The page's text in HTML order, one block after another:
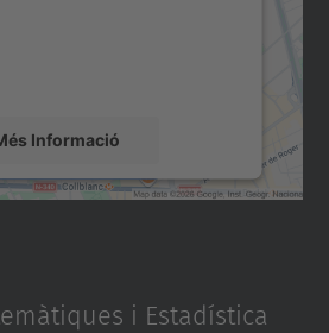
Informació
Accepta
i Estadística